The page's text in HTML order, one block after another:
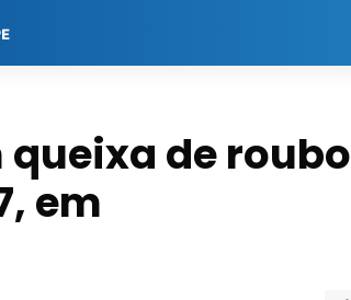
de roubo
em